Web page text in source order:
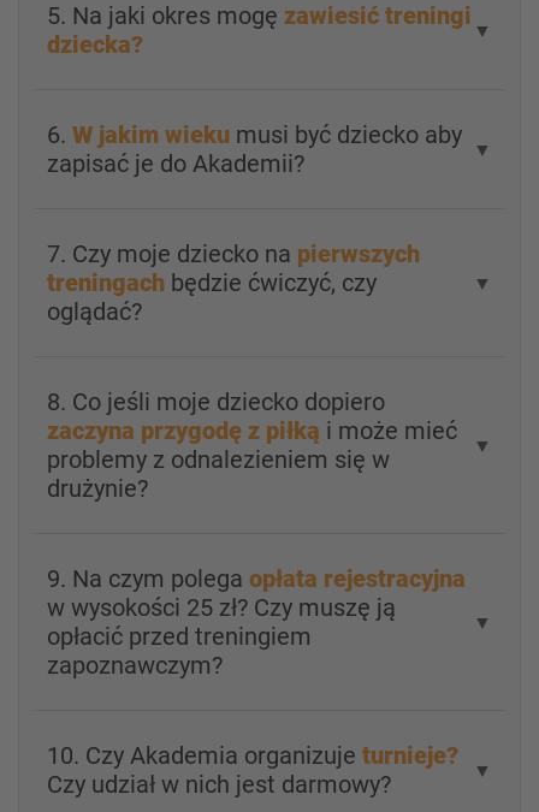
5. Na jaki okres mogę zawiesić treningi
dziecka?
▼
6. W jakim wieku musi być dziecko aby
zapisać je do Akademii?
▼
7. Czy moje dziecko na pierwszych
treningach będzie ćwiczyć, czy
oglądać?
▼
8. Co jeśli moje dziecko dopiero
zaczyna przygodę z piłką i może mieć
problemy z odnalezieniem się w
drużynie?
▼
9. Na czym polega opłata rejestracyjna
w wysokości 25 zł? Czy muszę ją
opłacić przed treningiem
zapoznawczym?
▼
10. Czy Akademia organizuje turnieje?
Czy udział w nich jest darmowy?
▼